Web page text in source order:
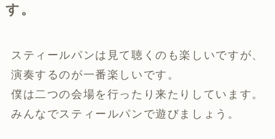
す。
スティールパンは見て聴くのも楽しいですが、
演奏するのが一番楽しいです。
僕は二つの会場を行ったり来たりしています。
みんなでスティールパンで遊びましょう。